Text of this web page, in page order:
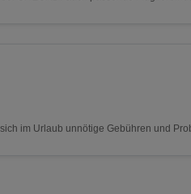
im Urlaub unnötige Gebühren und